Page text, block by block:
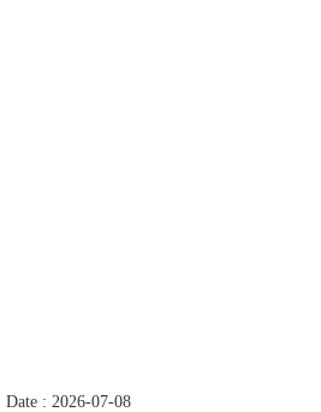
Date : 2026-07-08